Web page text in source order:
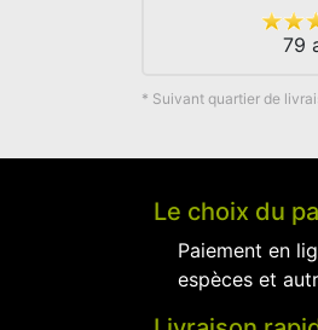
79
* Suivant quartier de
Le choix du
Paiement en
espèces et